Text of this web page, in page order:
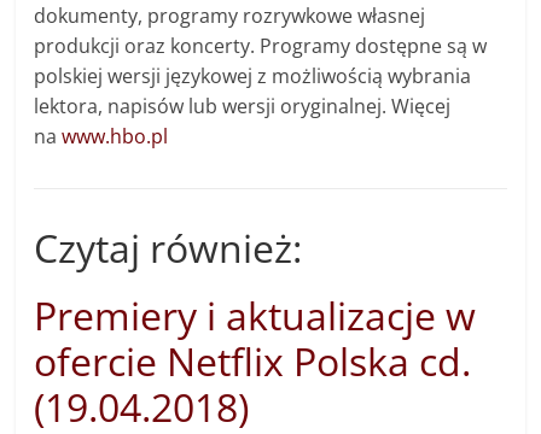
dokumenty, programy rozrywkowe własnej
produkcji oraz koncerty. Programy dostępne są w
polskiej wersji językowej z możliwością wybrania
lektora, napisów lub wersji oryginalnej. Więcej
nawww.hbo.pl
Czytaj również:
Premiery i aktualizacje w
ofercie Netflix Polska cd.
(19.04.2018)